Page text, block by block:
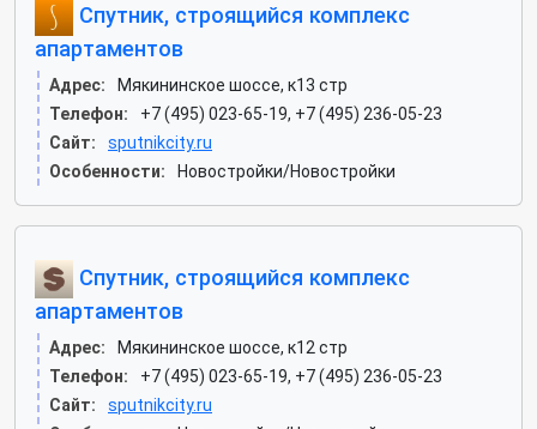
Спутник, строящийся комплекс
апартаментов
Адрес:
Мякининское шоссе, к13 стр
Телефон:
+7 (495) 023-65-19, +7 (495) 236-05-23
Сайт:
sputnikcity.ru
Особенности:
Новостройки/Новостройки
Спутник, строящийся комплекс
апартаментов
Адрес:
Мякининское шоссе, к12 стр
Телефон:
+7 (495) 023-65-19, +7 (495) 236-05-23
Сайт:
sputnikcity.ru